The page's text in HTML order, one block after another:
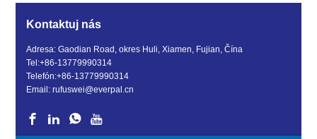
Kontaktuj nás
Adresa: Gaodian Road, okres Huli, Xiamen, Fujian, Čína
Tel:+86-13779990314
Telefón:+86-13779990314
Email:rufuswei@everpal.cn